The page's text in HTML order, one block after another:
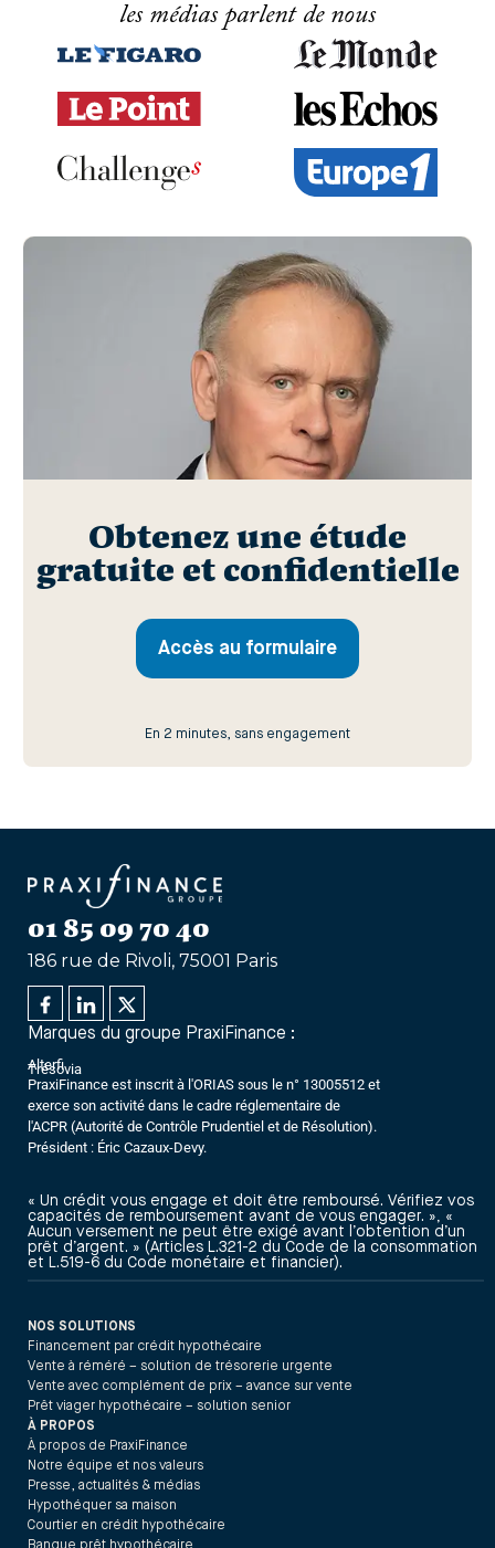
les médias parlent de nous
Obtenez une étude
gratuite et confidentielle
Accès au formulaire
En 2 minutes, sans engagement
01 85 09 70 40
186 rue de Rivoli, 75001 Paris
Marques du groupe PraxiFinance :
Alterfi
Trésovia
PraxiFinance est inscrit à l'ORIAS sous le n° 13005512 et
exerce son activité dans le cadre réglementaire de
l'ACPR (Autorité de Contrôle Prudentiel et de Résolution).
Président : Éric Cazaux-Devy.
« Un crédit vous engage et doit être remboursé. Vérifiez vos
capacités de remboursement avant de vous engager. », «
Aucun versement ne peut être exigé avant l’obtention d’un
prêt d’argent. » (Articles L.321-2 du Code de la consommation
et L.519-6 du Code monétaire et financier).
NOS SOLUTIONS
Financement par crédit hypothécaire
Vente à réméré – solution de trésorerie urgente
Vente avec complément de prix – avance sur vente
Prêt viager hypothécaire – solution senior
À PROPOS
À propos de PraxiFinance
Notre équipe et nos valeurs
Presse, actualités & médias
Hypothéquer sa maison
Courtier en crédit hypothécaire